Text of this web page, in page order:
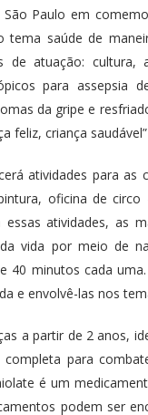
Paulo em
saúde de
atuação: cultura,
para assepsia
da gripe e
feliz, criança
atividades para
oficina de
atividades, as
vida por meio de
40 minutos cada
e envolvê-las nos
a partir de 2 anos,
para
é um
podem ser